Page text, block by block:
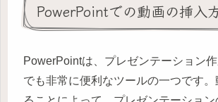
PowerPointでの動画の挿入
PowerPointは、プレゼンテーション
でも非常に便利なツールの一つです